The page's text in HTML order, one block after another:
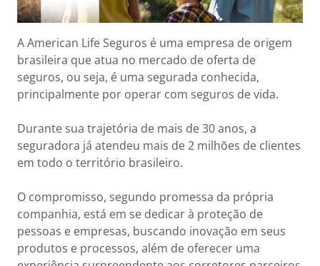
A American Life Seguros é uma empresa de origem
brasileira que atua no mercado de oferta de
seguros, ou seja, é uma segurada conhecida,
principalmente por operar com seguros de vida.
Durante sua trajetória de mais de 30 anos, a
seguradora já atendeu mais de 2 milhões de clientes
em todo o território brasileiro.
O compromisso, segundo promessa da própria
companhia, está em se dedicar à proteção de
pessoas e empresas, buscando inovação em seus
produtos e processos, além de oferecer uma